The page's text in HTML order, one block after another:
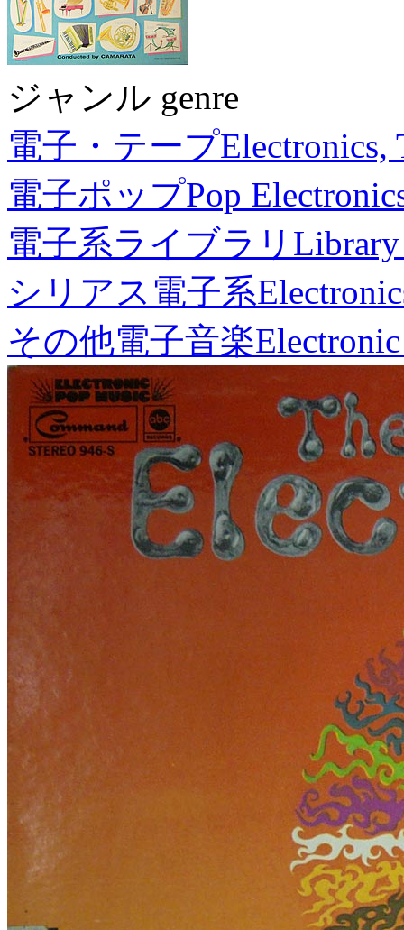
ジャンル genre
電子・テープElectronics,
電子ポップPop
電子系ライブラリ
シリアス電子系
その他電子音楽